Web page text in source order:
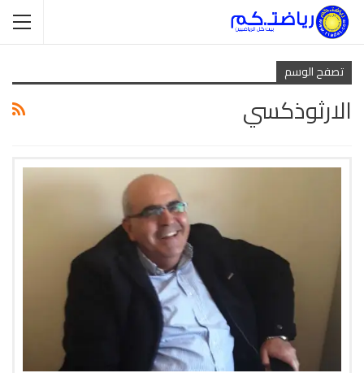
تصفح الوسم
الارثوذكسي